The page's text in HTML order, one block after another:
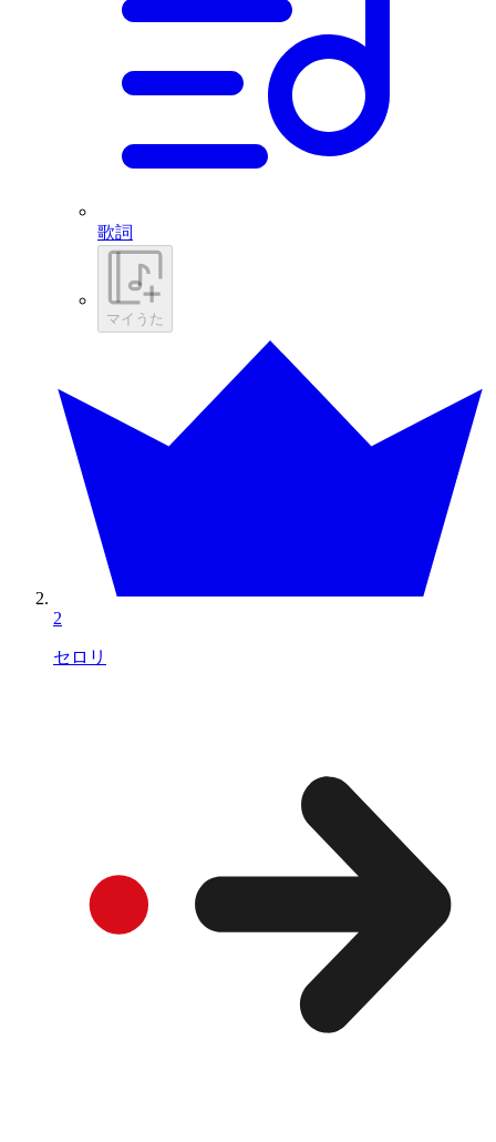
歌詞
マイうた
2
セロリ